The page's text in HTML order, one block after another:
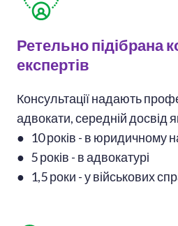
Ретельно підібрана
експертів
Консультації надають
адвокати, середній досвід
● 10 років - в юридичному
● 5 років - в адвокатурі
● 1,5 роки - у військових